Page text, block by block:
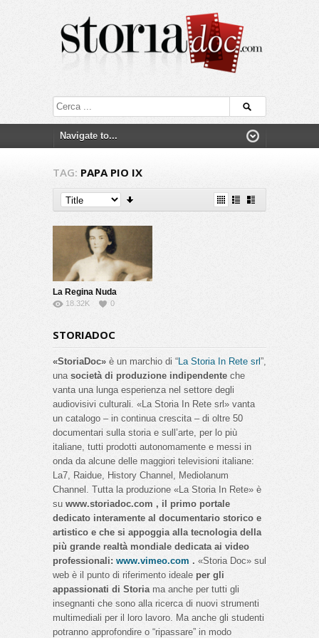
TAG: PAPA PIO IX
La Regina Nuda
18.32K 0
STORIADOC
«StoriaDoc» è un marchio di “La Storia In Rete srl”,
una società di produzione indipendente che
vanta una lunga esperienza nel settore degli
audiovisivi culturali. «La Storia In Rete srl» vanta
un catalogo – in continua crescita – di oltre 50
documentari sulla storia e sull’arte, per lo più
italiane, tutti prodotti autonomamente e messi in
onda da alcune delle maggiori televisioni italiane:
La7, Raidue, History Channel, Mediolanum
Channel. Tutta la produzione «La Storia In Rete» è
su www.storiadoc.com , il primo portale
dedicato interamente al documentario storico e
artistico e che si appoggia alla tecnologia della
più grande realtà mondiale dedicata ai video
professionali: www.vimeo.com . «Storia Doc» sul
web è il punto di riferimento ideale per gli
appassionati di Storiama anche per tutti gli
insegnanti che sono alla ricerca di nuovi strumenti
multimediali per il loro lavoro. Ma anche gli studenti
potranno approfondire o “ripassare” in modo